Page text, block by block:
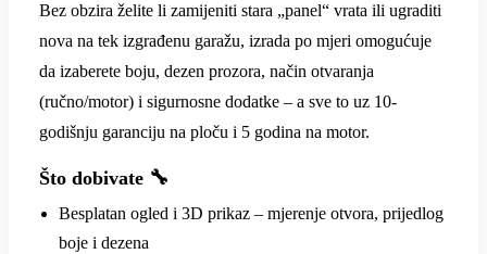
Bez obzira želite li zamijeniti stara „panel“ vrata ili ugraditi
nova na tek izgrađenu garažu, izrada po mjeri omogućuje
da izaberete boju, dezen prozora, način otvaranja
(ručno/motor) i sigurnosne dodatke – a sve to uz 10-
godišnju garanciju na ploču i 5 godina na motor.
Što dobivate 🔧
Besplatan ogled i 3D prikaz – mjerenje otvora, prijedlog
boje i dezena